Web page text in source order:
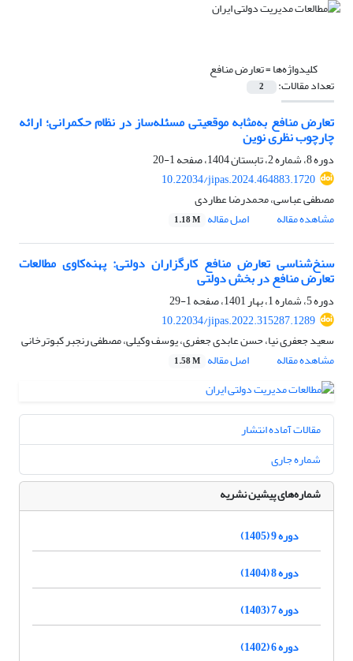
کلیدواژه‌ها =تعارض منافع
تعداد مقالات: 2
تعارض منافع به‌مثابه موقعیتی مسئله‌ساز در نظام حکمرانی؛ ارائه
چارچوب نظری نوین
دوره 8، شماره 2، تابستان 1404، صفحه
1-20
10.22034/jipas.2024.464883.1720
مصطفی عباسی، محمدرضا عطاردی
مشاهده مقاله
اصل مقاله 1.18 M
سنخ‌شناسی تعارض منافع کارگزاران دولتی: پهنه‌کاوی مطالعات
تعارض منافع در بخش دولتی
دوره 5، شماره 1، بهار 1401، صفحه
1-29
10.22034/jipas.2022.315287.1289
سعید جعفری نیا، حسن عابدی جعفری، یوسف وکیلی، مصطفی رنجبر کبوترخانی
مشاهده مقاله
اصل مقاله 1.58 M
مقالات آماده انتشار
شماره جاری
شماره‌های پیشین نشریه
دوره 9 (1405)
دوره 8 (1404)
دوره 7 (1403)
دوره 6 (1402)